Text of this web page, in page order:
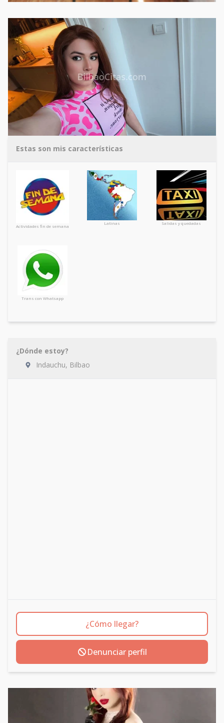
Estas son mis características
Actividades fin de semana
Latinas Salidas y quedadas
Trans con Whatsapp
¿Dónde estoy?
Indauchu, Bilbao
¿Cómo llegar?
Denunciar perfil